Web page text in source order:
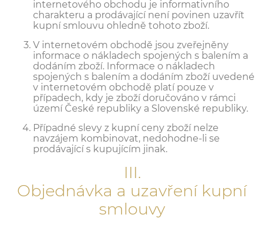
internetového obchodu je informativního
charakteru a prodávající není povinen uzavřít
kupní smlouvu ohledně tohoto zboží.
V internetovém obchodě jsou zveřejněny
informace o nákladech spojených s balením a
dodáním zboží. Informace o nákladech
spojených s balením a dodáním zboží uvedené
v internetovém obchodě platí pouze v
případech, kdy je zboží doručováno v rámci
území České republiky a Slovenské republiky.
Případné slevy z kupní ceny zboží nelze
navzájem kombinovat, nedohodne-li se
prodávající s kupujícím jinak.
III.
Objednávka a uzavření kupní
smlouvy